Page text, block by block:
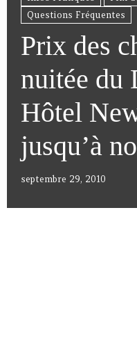
Questions Fréquentes
Prix des
nuitée du
Hôtel
jusqu’à
septembre 29, 2010